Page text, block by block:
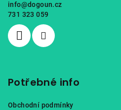
info@dogoun.cz
731 323 059
Potřebné info
Obchodní podmínky